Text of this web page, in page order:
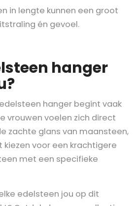
in lengte kunnen een groot
én gevoel.
hanger
hanger begint vaak
vrouwen voelen zich direct
zachte glans van maansteen,
kiezen voor een krachtigere
met een specifieke
edelsteen jou op dit